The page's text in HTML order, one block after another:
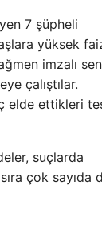
7 şüpheli
yüksek
imzalı
çalıştılar.
elde ettikleri
suçlarda
çok sayıda